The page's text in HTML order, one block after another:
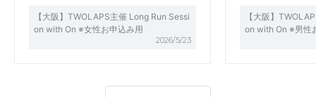
【大阪】TWOLAPS主催 Long Run Sessi
on with On ※女性お申込み用
2026/5/23
【大阪】
on with On ※男性